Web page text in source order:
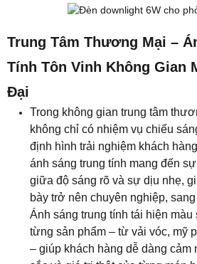
bày trở nên chuyên nghiệp,
Ánh sáng trung tính tái hiện màu
từng sản phẩm – từ vải vóc, mỹ
– giúp khách hàng dễ dàng cảm
trung tính luôn mang đến cảm
hàng ở lại lâu hơn và sẵn sàng
Nguồn sáng được phân bố đồng
lóa, giúp toàn bộ khu vực trưng
vẫn giữ được nét mềm mại,
hợp cùng hệ thống kiến trúc hiện
bóng, đèn âm trần 6W tròn tạo
liền mạch, mở rộng không gian
tế của từng khu vực.